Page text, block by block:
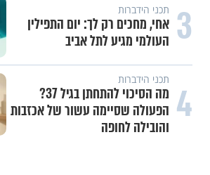
3 תכני הידברות
אחי, מחכים רק לך: יום התפילין
העולמי מגיע לתל אביב
4 תכני הידברות
מה הסיכוי להתחתן בגיל 37?
הפעולה שסיימה עשור של אכזבות
והובילה לחופה